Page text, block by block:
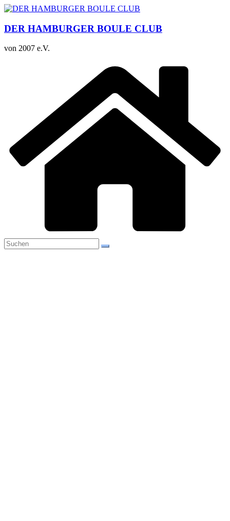
Zum
springen
DER HAMBURGER BOULE CLUB
von 2007 e.V.